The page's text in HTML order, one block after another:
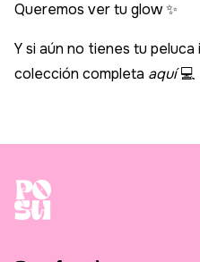
Queremos ver tu glow ✨
Y si aún no tienes tu
colección completa aquí💻